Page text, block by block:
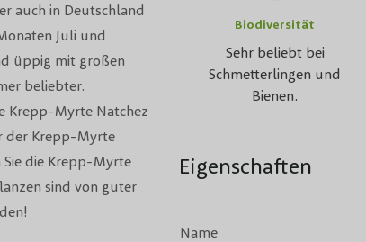
auch in Deutschland
Juli und
üppig mit großen
beliebter.
Krepp-Myrte Natchez
der Krepp-Myrte
die Krepp-Myrte
sind von guter
Biodiversität
Sehr beliebt bei
Schmetterlingen und
Bienen.
Eigenschaften
Name